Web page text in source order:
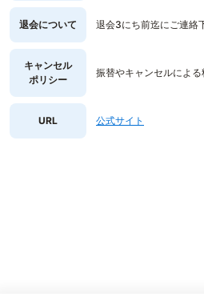
退会について 退会3にち前迄にご連絡
キャンセル
ポリシー
振替やキャンセルによる
URL 公式サイト